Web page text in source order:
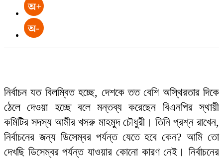
নির্বাচন যত বিলম্বিত হচ্ছে, দেশকে তত বেশি অস্থিরতার দিকে
ঠেলে দেওয়া হচ্ছে বলে মন্তব্য করেছেন বিএনপির স্থায়ী
কমিটির সদস্য আমীর খসরু মাহমুদ চৌধুরী। তিনি প্রশ্ন রাখেন,
নির্বাচনের জন্য ডিসেম্বর পর্যন্ত যেতে হবে কেন? আমি তো
দেখছি ডিসেম্বর পর্যন্ত যাওয়ার কোনো কারণ নেই। নির্বাচনের